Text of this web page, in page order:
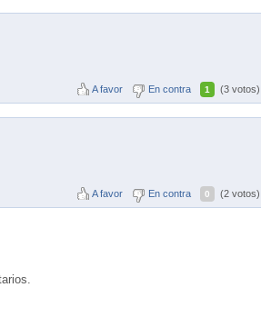
A favor En contra 1 (3 votos)
A favor En contra 0 (2 votos)